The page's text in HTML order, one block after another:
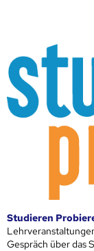
Studieren
Gespräch über das